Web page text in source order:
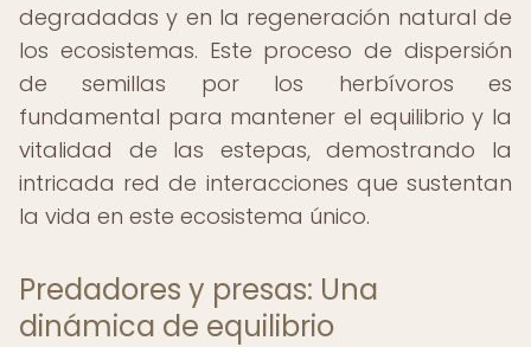
degradadas y en la regeneración natural de
los ecosistemas. Este proceso de dispersión
de semillas por los herbívoros es
fundamental para mantener el equilibrio y la
vitalidad de las estepas, demostrando la
intricada red de interacciones que sustentan
la vida en este ecosistema único.
Predadores y presas: Una
dinámica de equilibrio